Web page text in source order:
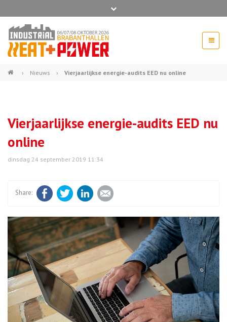
beurs@54events.nl
› Nieuws › Vierjaarlijkse energie-audits EED nu online
Vierjaarlijkse energie-audits EED nu
online
dinsdag 24 september 2019 11:34
FacebookTwitter LinkedIn